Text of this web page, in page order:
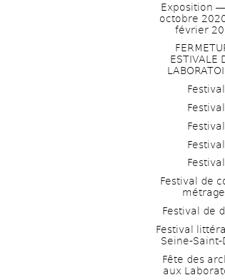
Exposition
octobre
février
ESTIVALE
Festival
Festival
Festival
Festival
Festival
Festival de
Festival de
Festival
Seine-Saint-
Fête des
aux